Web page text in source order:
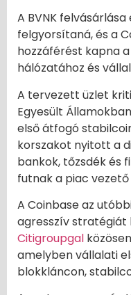
A BVNK
felgyorsítaná, és a
hozzáférést kapna
hálózatához és
A tervezett üzlet
Egyesült
első átfogó
korszakot nyitott a
bankok, tőzsdék és
futnak a piac
A Coinbase az
agresszív stratégiát
Citigroupgal
amelyben vállalati
blokkláncon,